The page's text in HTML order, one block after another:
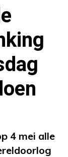
4 mei alle